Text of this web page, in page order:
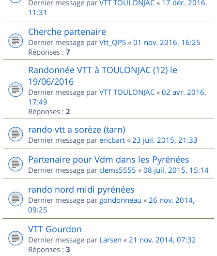
Dernier message par VTT TOULONJAC « 17 déc. 2016,
11:31
Cherche partenaire
Dernier message par Vtt_QPS « 01 nov. 2016, 16:25
Réponses : 7
Randonnée VTT à TOULONJAC (12) le
19/06/2016
Dernier message par VTT TOULONJAC « 02 avr. 2016,
17:49
Réponses : 2
rando vtt a sorèze (tarn)
Dernier message par ericbart « 23 juil. 2015, 21:33
Partenaire pour Vdm dans les Pyrénées
Dernier message par clems5555 « 08 juil. 2015, 15:14
rando nord midi pyrénées
Dernier message par gondonneau « 26 nov. 2014,
09:25
VTT Gourdon
Dernier message par Larsen « 21 nov. 2014, 07:32
Réponses : 3